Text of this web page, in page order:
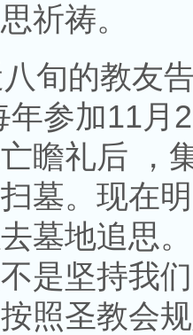
祈祷。
旬的教友
年参加11月
瞻礼后 ，
墓。现在
墓地追思
是坚持我
照圣教会